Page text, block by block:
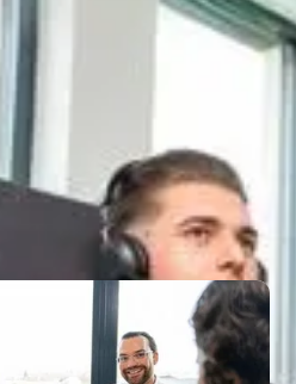
aus dem Mittelstand bei der
wir ihre Stellen mit
besetzen. Über 800+
unser System aus Social-
Vorqualifizierung und
die es so nur hier gibt.